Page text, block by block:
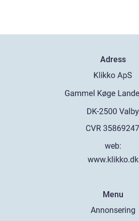
Adress
web:
www.klikko.dk
Menu
Annonsering